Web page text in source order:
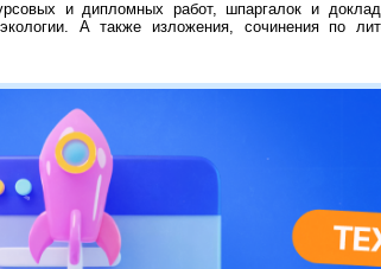
и дипломных работ, шпаргалок и
А также изложения, сочинения по